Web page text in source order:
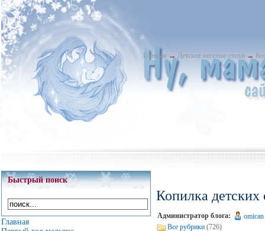
Главная → Детские веселые стихи →
Быстрый поиск
Главная
Копилка детских
Администратор блога:
omican
Все рубрики (726)